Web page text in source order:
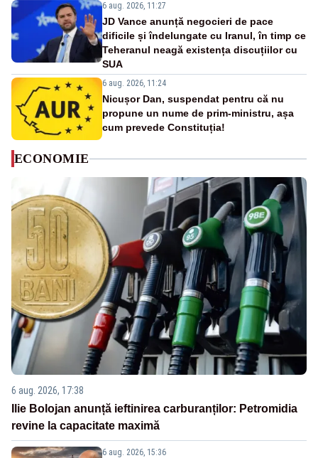
6 aug. 2026, 11:27
JD Vance anunță negocieri de pace
dificile și îndelungate cu Iranul, în timp ce
Teheranul neagă existența discuțiilor cu
SUA
6 aug. 2026, 11:24
Nicușor Dan, suspendat pentru că nu
propune un nume de prim-ministru, așa
cum prevede Constituția!
ECONOMIE
6 aug. 2026, 17:38
Ilie Bolojan anunță ieftinirea carburanților: Petromidia
revine la capacitate maximă
6 aug. 2026, 15:36